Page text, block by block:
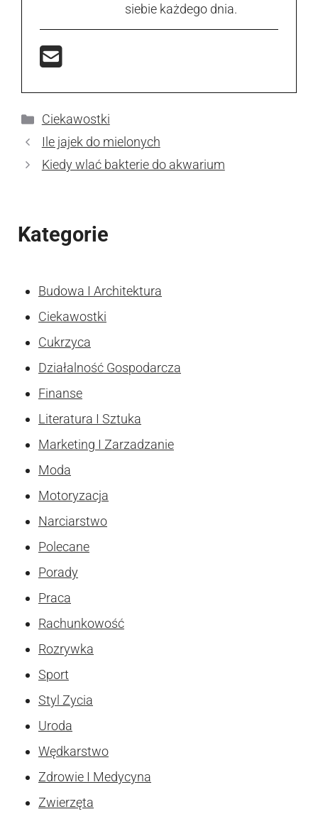
siebie każdego dnia.
Kategorie
Ciekawostki
Ile jajek do mielonych
Kiedy wlać bakterie do akwarium
Kategorie
Budowa I Architektura
Ciekawostki
Cukrzyca
Działalność Gospodarcza
Finanse
Literatura I Sztuka
Marketing I Zarzadzanie
Moda
Motoryzacja
Narciarstwo
Polecane
Porady
Praca
Rachunkowość
Rozrywka
Sport
Styl Zycia
Uroda
Wędkarstwo
Zdrowie I Medycyna
Zwierzęta